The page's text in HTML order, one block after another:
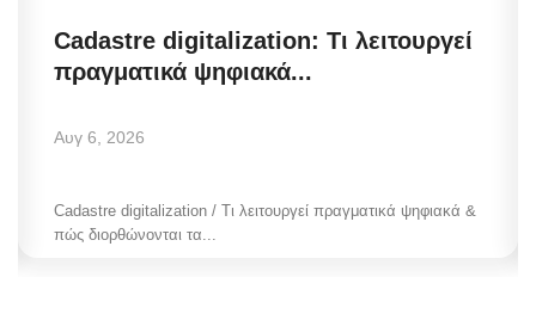
Cadastre digitalization: Τι λειτουργεί
πραγματικά ψηφιακά...
Αυγ 6, 2026
Cadastre digitalization / Τι λειτουργεί πραγματικά ψηφιακά &
πώς διορθώνονται τα...